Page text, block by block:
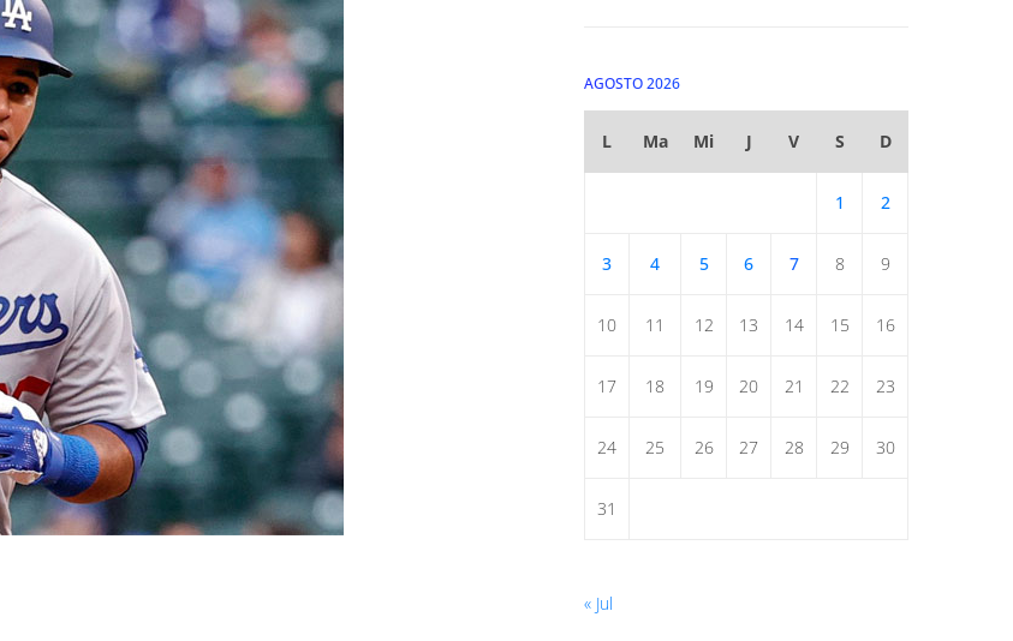
AGOSTO 2026
L Ma Mi J V S D
1 2
3 4 5 6 7 8 9
10 11 12 13 14 15 16
17 18 19 20 21 22 23
24 25 26 27 28 29 30
31
« Jul